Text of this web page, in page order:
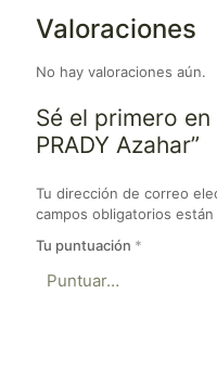
Valoraciones
No hay valoraciones aún.
Sé el primero
PRADY Azahar”
Tu dirección de correo
campos obligatorios están
Tu puntuación *